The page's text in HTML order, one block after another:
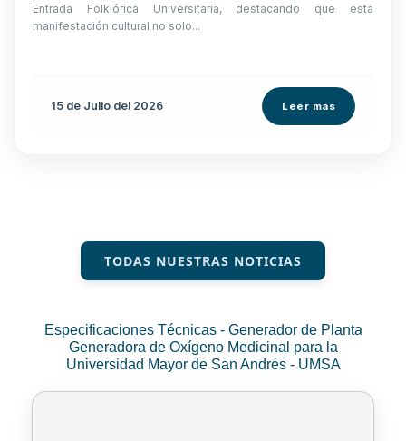
Entrada Folklórica Universitaria, destacando que esta
manifestación cultural no solo...
15 de Julio del 2026 Leer más
TODAS NUESTRAS NOTICIAS
Especificaciones Técnicas - Generador de Planta
Generadora de Oxígeno Medicinal para la
Universidad Mayor de San Andrés - UMSA